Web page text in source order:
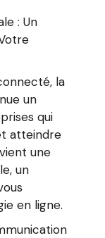
: Un
la
un
qui
atteindre
une
un
en ligne.